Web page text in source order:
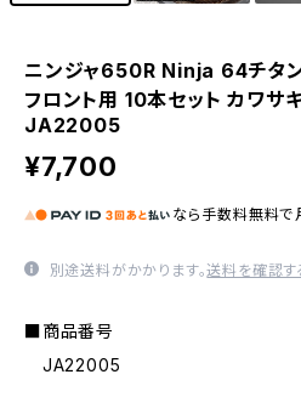
ニンジャ650R Ninja 64チタン
フロント用 10本セット カワサ
JA22005
¥7,700
なら 手数料無料で
別途送料がかかります。送料を確認す
■商品番号
JA22005